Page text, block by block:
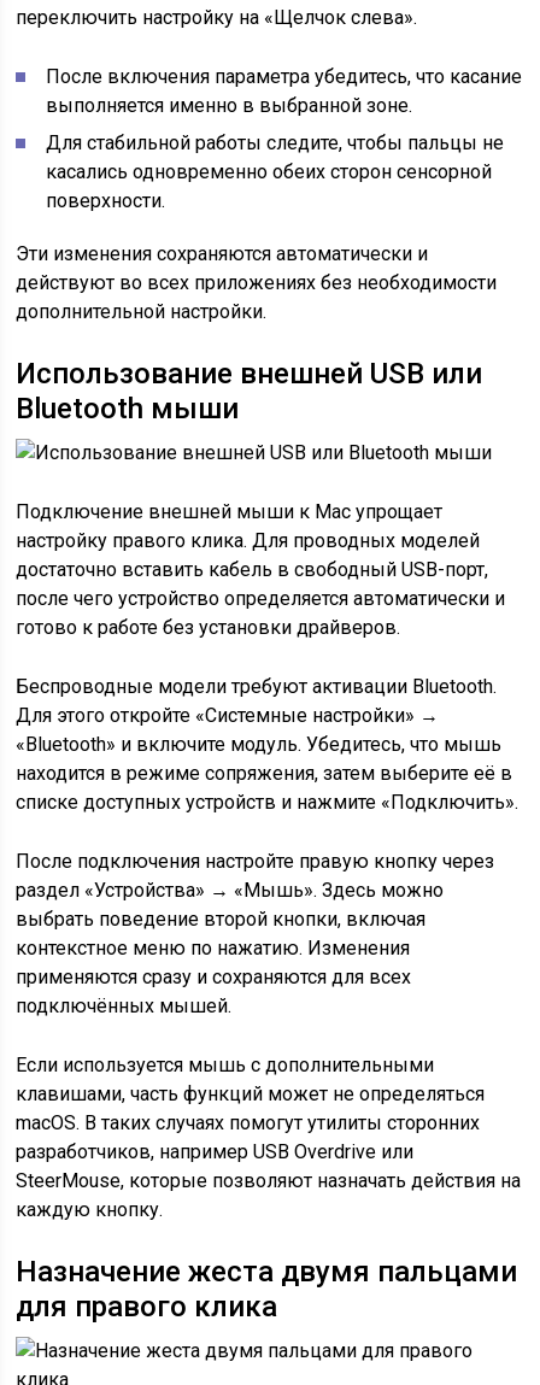
переключить настройку на «Щелчок слева».
После включения параметра убедитесь, что касание
выполняется именно в выбранной зоне.
Для стабильной работы следите, чтобы пальцы не
касались одновременно обеих сторон сенсорной
поверхности.
Эти изменения сохраняются автоматически и
действуют во всех приложениях без необходимости
дополнительной настройки.
Использование внешней USB или
Bluetooth мыши
Подключение внешней мыши к Mac упрощает
настройку правого клика. Для проводных моделей
достаточно вставить кабель в свободный USB-порт,
после чего устройство определяется автоматически и
готово к работе без установки драйверов.
Беспроводные модели требуют активации Bluetooth.
Для этого откройте «Системные настройки» →
«Bluetooth» и включите модуль. Убедитесь, что мышь
находится в режиме сопряжения, затем выберите её в
списке доступных устройств и нажмите «Подключить».
После подключения настройте правую кнопку через
раздел «Устройства» → «Мышь». Здесь можно
выбрать поведение второй кнопки, включая
контекстное меню по нажатию. Изменения
применяются сразу и сохраняются для всех
подключённых мышей.
Если используется мышь с дополнительными
клавишами, часть функций может не определяться
macOS. В таких случаях помогут утилиты сторонних
разработчиков, например USB Overdrive или
SteerMouse, которые позволяют назначать действия на
каждую кнопку.
Назначение жеста двумя пальцами
для правого клика